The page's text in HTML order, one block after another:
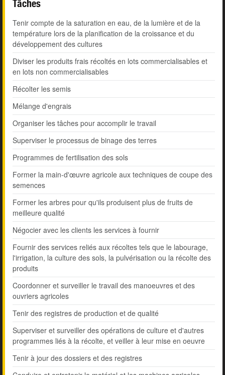
Tâches
Tenir compte de la saturation en eau, de la lumière et de la
température lors de la planification de la croissance et du
développement des cultures
Diviser les produits frais récoltés en lots commercialisables et
en lots non commercialisables
Récolter les semis
Mélange d'engrais
Organiser les tâches pour accomplir le travail
Superviser le processus de binage des terres
Programmes de fertilisation des sols
Former la main-d'œuvre agricole aux techniques de coupe des
semences
Former les arbres pour qu'ils produisent plus de fruits de
meilleure qualité
Négocier avec les clients les services à fournir
Fournir des services reliés aux récoltes tels que le labourage,
l'irrigation, la culture des sols, la pulvérisation ou la récolte des
produits
Coordonner et surveiller le travail des manoeuvres et des
ouvriers agricoles
Tenir des registres de production et de qualité
Superviser et surveiller des opérations de culture et d'autres
programmes liés à la récolte, et veiller à leur mise en oeuvre
Tenir à jour des dossiers et des registres